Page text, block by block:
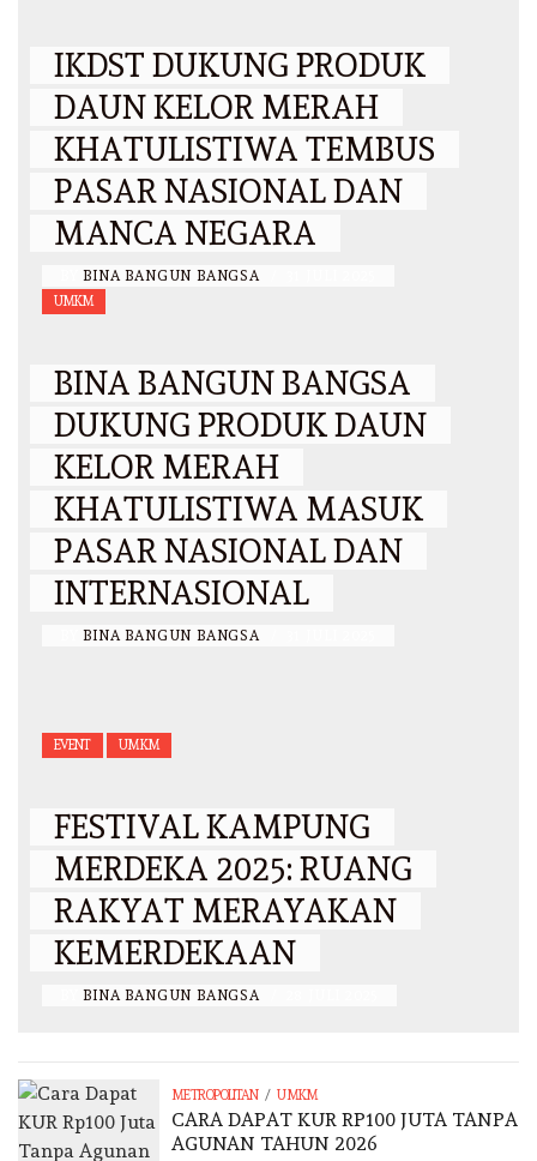
IKDST DUKUNG PRODUK
DAUN KELOR MERAH
KHATULISTIWA TEMBUS
PASAR NASIONAL DAN
MANCA NEGARA
BINA BANGUN BANGSA
UMKM
BINA BANGUN BANGSA
DUKUNG PRODUK DAUN
KELOR MERAH
KHATULISTIWA MASUK
PASAR NASIONAL DAN
INTERNASIONAL
BINA BANGUN BANGSA
EVENT UMKM
FESTIVAL KAMPUNG
MERDEKA 2025: RUANG
RAKYAT MERAYAKAN
KEMERDEKAAN
BINA BANGUN BANGSA
METROPOLITAN / UMKM
CARA DAPAT KUR RP100 JUTA TANPA
AGUNAN TAHUN 2026